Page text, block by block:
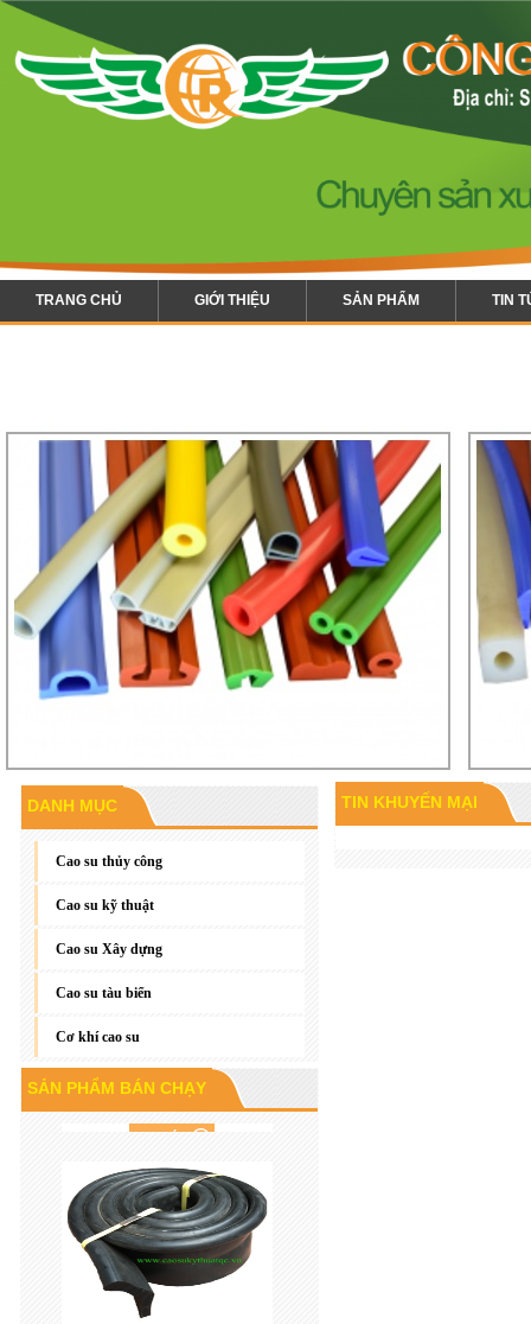
TRANG CHỦ GIỚI THIỆU SẢN PHẨM TIN
DANH MỤC
Cao su thủy công
Cao su kỹ thuật
Cao su Xây dựng
Cao su tàu biển
Cơ khí cao su
SẢN PHẨM BÁN CHẠY
Gioăng đáy, gioăng phẳng
Cao su P60
Gioăng P30
TIN KHUYẾN MẠI